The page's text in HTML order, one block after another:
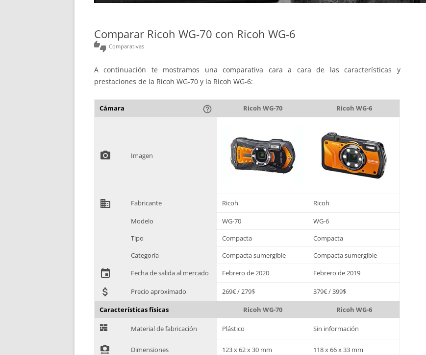
Comparar Ricoh WG-70 con Ricoh WG-6
thumbs_up_down Comparativas
A continuación te mostramos una comparativa cara a cara de las características y
prestaciones de la Ricoh WG-70 y la Ricoh WG-6:
Cámara help_outline Ricoh WG-70 Ricoh WG-6
photo_camera Imagen
domain Fabricante Ricoh Ricoh
Modelo WG-70
WG-6
Tipo
Compacta
Compacta
Categoría
Compacta sumergible Compacta sumergible
event Fecha de salida al mercado Febrero de 2020 Febrero de 2019
attach_money Precio aproximado 269€ / 279$ 379€ / 399$
Características físicas Ricoh WG-70 Ricoh WG-6
G Material de fabricación Plástico Sin información
! Dimensiones 123 x 62 x 30 mm 118 x 66 x 33 mm